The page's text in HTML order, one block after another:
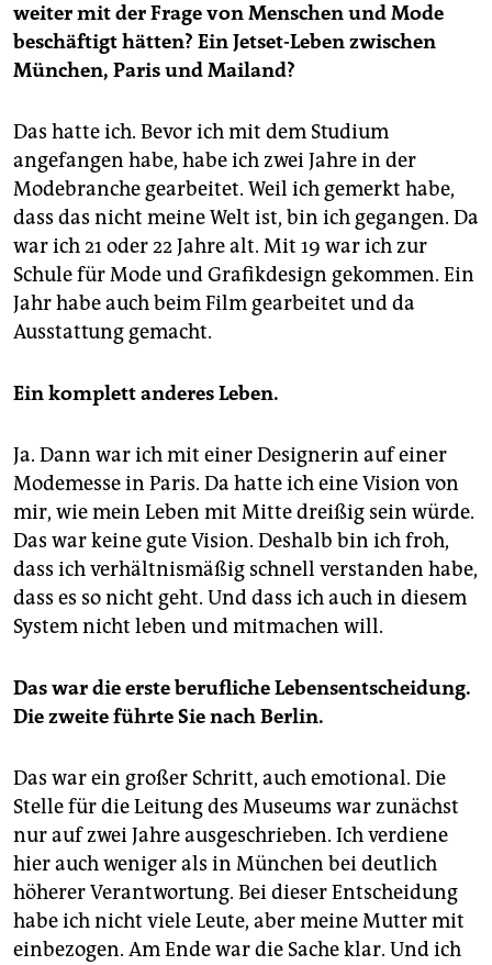
weiter mit der Frage von Menschen und Mode
beschäftigt hätten? Ein Jetset-Leben zwischen
München, Paris und Mailand?
Das hatte ich. Bevor ich mit dem Studium
angefangen habe, habe ich zwei Jahre in der
Modebranche gearbeitet. Weil ich gemerkt habe,
dass das nicht meine Welt ist, bin ich gegangen. Da
war ich 21 oder 22 Jahre alt. Mit 19 war ich zur
Schule für Mode und Grafikdesign gekommen. Ein
Jahr habe auch beim Film gearbeitet und da
Ausstattung gemacht.
Ein komplett anderes Leben.
Ja. Dann war ich mit einer Designerin auf einer
Modemesse in Paris. Da hatte ich eine Vision von
mir, wie mein Leben mit Mitte dreißig sein würde.
Das war keine gute Vision. Deshalb bin ich froh,
dass ich verhältnismäßig schnell verstanden habe,
dass es so nicht geht. Und dass ich auch in diesem
System nicht leben und mitmachen will.
Das war die erste berufliche Lebensentscheidung.
Die zweite führte Sie nach Berlin.
Das war ein großer Schritt, auch emotional. Die
Stelle für die Leitung des Museums war zunächst
nur auf zwei Jahre ausgeschrieben. Ich verdiene
hier auch weniger als in München bei deutlich
höherer Verantwortung. Bei dieser Entscheidung
habe ich nicht viele Leute, aber meine Mutter mit
einbezogen. Am Ende war die Sache klar. Und ich